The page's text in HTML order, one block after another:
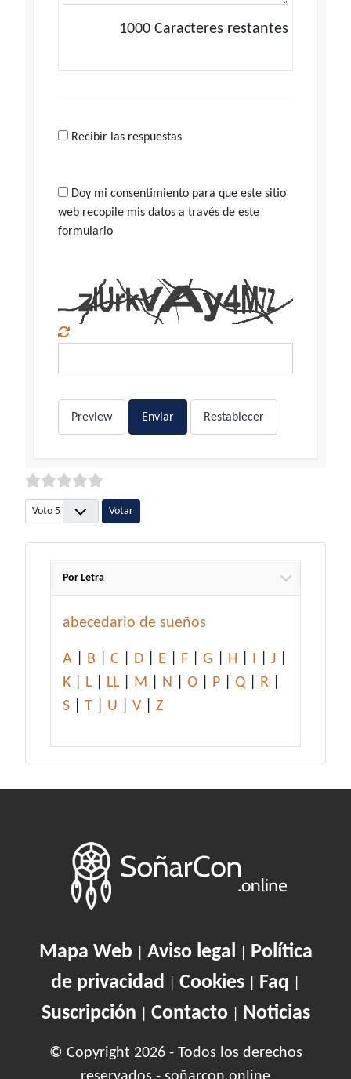
1000 Caracteres restantes
Recibir las respuestas
Doy mi consentimiento para que este sitio
web recopile mis datos a través de este
formulario
Preview Enviar Restablecer
Por favor, vote
Por Letra
abecedario de sueños
A B C D E F G H I J
K
L LL M N O P Q R
S
T U V Z
Mapa Web| Aviso legal
Política
de privacidad
Cookies Faq
Suscripción Contacto| Noticias
© Copyright 2026 - Todos los derechos